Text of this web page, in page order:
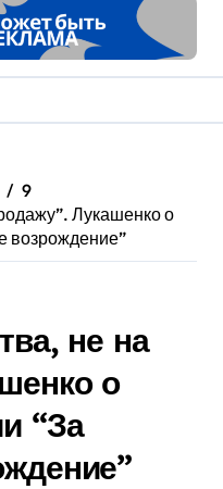
9
Лукашенко о
возрождение”
не на
о
“За